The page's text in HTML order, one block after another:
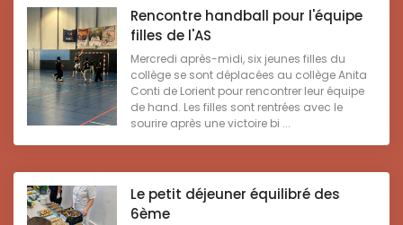
Rencontre handball pour l'équipe
filles de l'AS
Mercredi après-midi, six jeunes filles du
collège se sont déplacées au collège Anita
Conti de Lorient pour rencontrer leur équipe
de hand. Les filles sont rentrées avec le
sourire après une victoire bi ...
Le petit déjeuner équilibré des
6ème